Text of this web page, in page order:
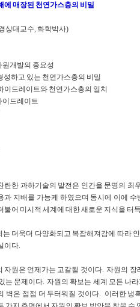
에 매장된 천연가스층의 비밀
상대교수, 화학박사)
원개발의 중요성
성하고 있는 천연가스층의 비밀
이드레이트와 천연가스층의 일치
이드레이트
란한 과하기술의 발전은 인간을 문명의 최
과 지배를 가능케 하였으며 동시에 이에
불어 미시적 세계에 대한 새로운 지식을 터
는 더욱더 다양화되고 복잡해져감에 따라
이다.
자원은 언제가는 고갈될 것이다. 자원의
는 문제이다. 자원의 확보는 세계 모든 나
벽은 점점 더 두터워질 것이다. 이러한